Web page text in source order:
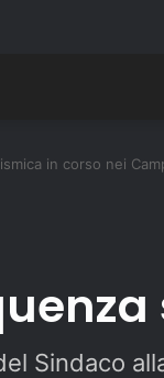
in corso nei
Sindaco